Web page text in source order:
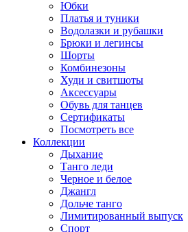
Юбки
Платья и туники
Водолазки и рубашки
Брюки и легинсы
Шорты
Комбинезоны
Худи и свитшоты
Аксессуары
Обувь для танцев
Сертификаты
Посмотреть все
Коллекции
Дыхание
Танго леди
Черное и белое
Джангл
Дольче танго
Лимитированный выпуск
Спорт